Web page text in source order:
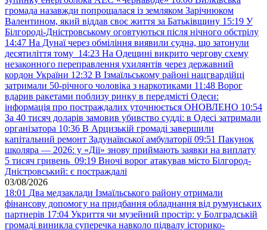
громада назавжди попрощалася із земляком Зарічнюком
Валентином, який віддав своє життя за Батьківщину 15:19 У
Білгороді-Дністровському оговтуються після нічного обстрілу
14:47 На Дунаї через обміління виявили судна, що затонули
десятиліття тому 14:23 На Одещині викрито чергову схему
незаконного переправлення ухилянтів через державний
кордон України 12:32 В Ізмаїльському районі нацгвардійці
затримали 50-річного чоловіка з наркотиками 11:48 Ворог
вдарив ракетами поблизу ринку в передмісті Одеси:
інформація про постраждалих уточнюється ОНОВЛЕНО 10:54
За 40 тисяч доларів замовив убивство судді: в Одесі затримали
організатора 10:36 В Арцизькій громаді завершили
капітальний ремонт Задунаївської амбулаторії 09:51 Пакунок
школяра — 2026: у «Дії» знову приймають заявки на виплату
5 тисяч гривень 09:19 Вночі ворог атакував місто Білгород-
Дністровський: є постраждалі
03/08/2026
18:01 Два медзаклади Ізмаїльського району отримали
фінансову допомогу на придбання обладнання від румунських
партнерів 17:04 Укриття чи музейний простір: у Болградській
громаді виникла суперечка навколо підвалу історико-